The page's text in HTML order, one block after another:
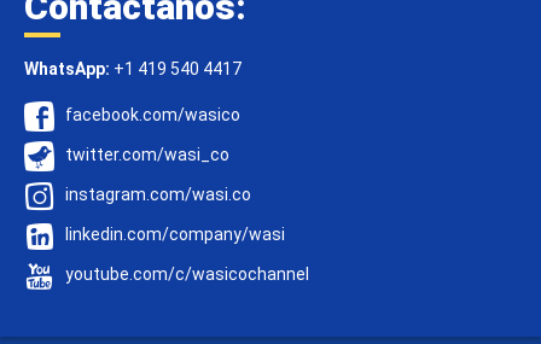
WhatsApp: +1 419 540 4417
facebook.com/wasico
twitter.com/wasi_co
instagram.com/wasi.co
linkedin.com/company/wasi
youtube.com/c/wasicochannel